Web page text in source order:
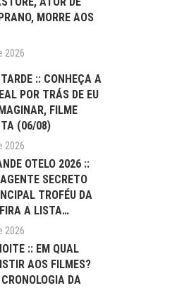
MORRE AOS
2026
:: CONHEÇA A
POR TRÁS DE EU
FILME
(06/08)
2026
OTELO 2026 ::
SECRETO
TROFÉU DA
A LISTA
2026
:: EM QUAL
AOS FILMES?
DA